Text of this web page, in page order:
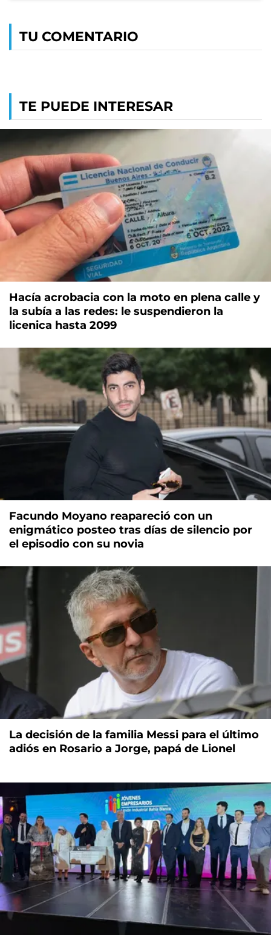
TU COMENTARIO
TE PUEDE INTERESAR
Hacía acrobacia con la moto en plena calle y
la subía a las redes: le suspendieron la
licenica hasta 2099
Facundo Moyano reapareció con un
enigmático posteo tras días de silencio por
el episodio con su novia
La decisión de la familia Messi para el último
adiós en Rosario a Jorge, papá de Lionel